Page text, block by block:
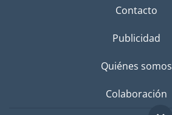
Contacto
Publicidad
Quiénes somos
Colaboración